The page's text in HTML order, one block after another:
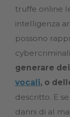
truffe online
intelligenza
possono
generare dei
vocali, o
descritto. E
danni di al